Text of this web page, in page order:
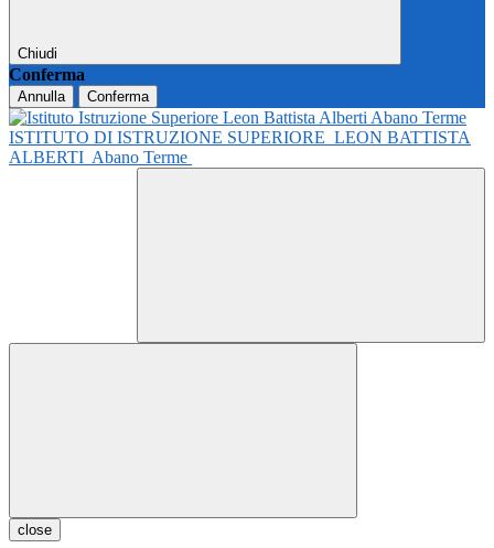
Chiudi
Conferma
Annulla Conferma
ISTITUTO DI ISTRUZIONE SUPERIORE LEON BATTISTA
ALBERTI Abano Terme
close